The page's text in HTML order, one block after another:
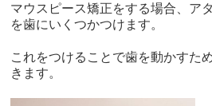
マウスピース矯正をする場合、ア
を歯にいくつかつけます。
これをつけることで歯を動かすた
きます。